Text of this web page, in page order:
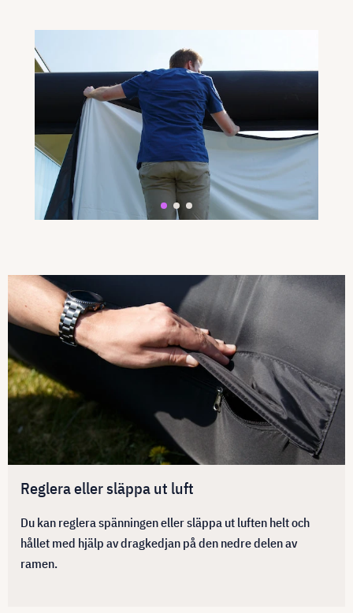
Reglera eller släppa ut luft
Du kan reglera spänningen eller släppa ut luften helt och
hållet med hjälp av dragkedjan på den nedre delen av
ramen.